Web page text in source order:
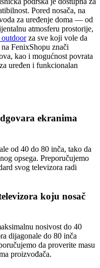
Pored nosača, na
za uređenje doma — od
atmosferu prostorije,
za sve koji vole da
FenixShopu znači
kao i mogućnost povrata
uređen i funkcionalan
ekranima
od 40 do 80 inča, tako da
opsega. Preporučujemo
svog televizora radi
koju nosač
nosivost do 40
dijagonale do 80 inča
da proverite masu
proizvođača.